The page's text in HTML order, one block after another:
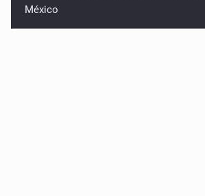
México